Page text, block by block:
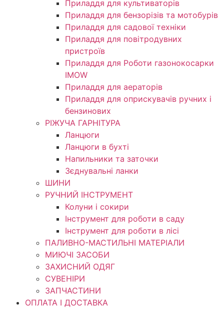
Приладдя для культиваторів
Приладдя для бензорізів та мотобурів
Приладдя для садової техніки
Приладдя для повітродувних
пристроїв
Приладдя для Роботи газонокосарки
IMOW
Приладдя для аераторів
Приладдя для оприскувачів ручних і
бензинових
РІЖУЧА ГАРНІТУРА
Ланцюги
Ланцюги в бухті
Напильники та заточки
Зєднувальні ланки
ШИНИ
РУЧНИЙ ІНСТРУМЕНТ
Колуни і сокири
Інструмент для роботи в саду
Інструмент для роботи в лісі
ПАЛИВНО-МАСТИЛЬНІ МАТЕРІАЛИ
МИЮЧІ ЗАСОБИ
ЗАХИСНИЙ ОДЯГ
СУВЕНІРИ
ЗАПЧАСТИНИ
ОПЛАТА І ДОСТАВКА